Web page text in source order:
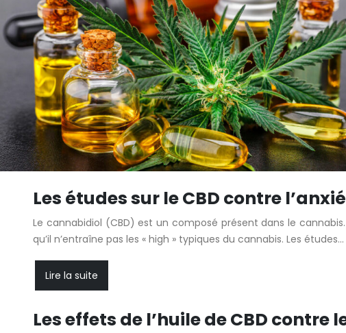
Les études sur le CBD contre
Le cannabidiol (CBD) est un composé présent dans le
qu’il n’entraîne pas les « high » typiques du cannabis. Les études…
Lire la suite
Les effets de l’huile de CBD